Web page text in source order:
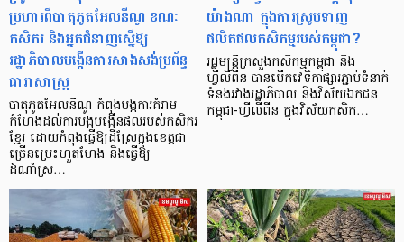
ប្រហារពីបាតុភូតអែលនីណូ ខណៈ
កសិករ និងអ្នកជំនាញស្នើឱ្យ
រដ្ឋាភិបាលបង្កើនការសាងសង់ប្រព័ន្ធ
ធារាសាស្ត្រ
បាតុភូតអែលនីណូ កំពុងបង្កការគំរាម
កំហែងដល់ការបង្កបង្កើនផលរបស់កសិករ
ខ្មែរ ដោយកំពុងធ្វើឱ្យដីស្រែក្នុងខេត្តជា
ច្រើនប្រេះហួតហែង និងធ្វើឱ្យ
ដំណាំស្រ…
យ៉ាងណា ក្នុងការស្រូបទាញ
ផលិតផលកសិកម្មរបស់កម្ពុជា?
រដ្ឋមន្ត្រីក្រសួងកសិកម្មកម្ពុជា និង
ហ្វីលីពីន បានបើកវេទិកាផ្សារភ្ជាប់ទំនាក់
ទំនងរវាងរដ្ឋាភិបាល និងវិស័យឯកជន
កម្ពុជា-ហ្វីលីពីន ក្នុងវិស័យកសិក…